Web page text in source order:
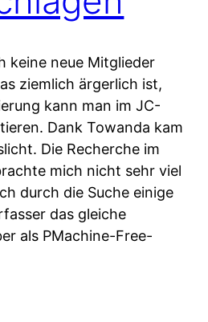
keine neue Mitglieder
ziemlich ärgerlich ist,
kann man im JC-
Dank Towanda kam
Die Recherche im
mich nicht sehr viel
durch die Suche einige
das gleiche
als PMachine-Free-